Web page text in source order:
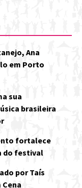
Ana
em Porto
sua
brasileira
fortalece
do festival
por Taís
Cena